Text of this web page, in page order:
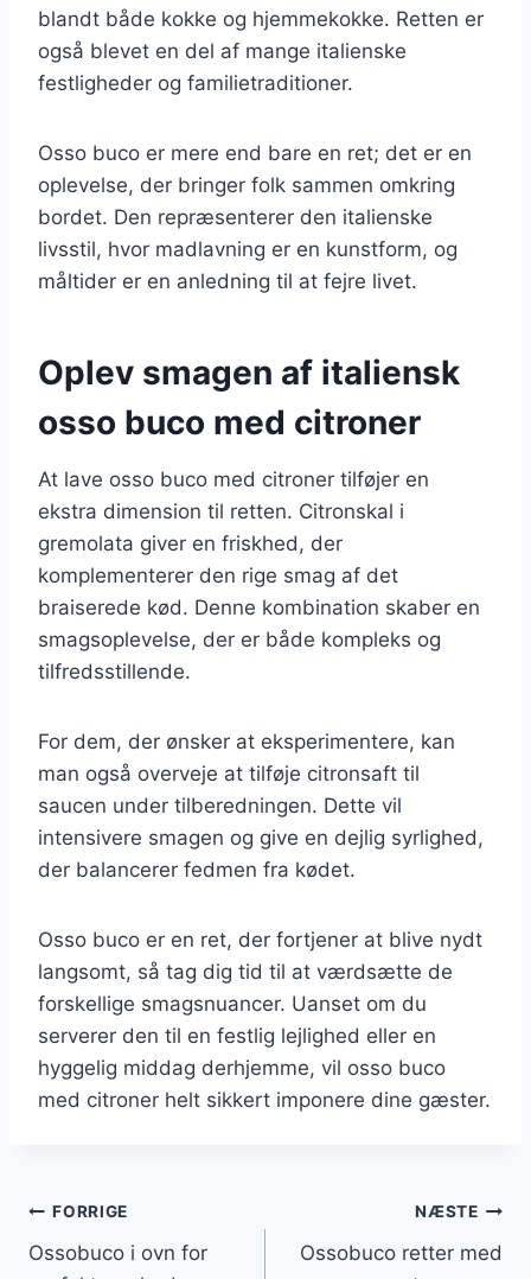
blandt både kokke og hjemmekokke. Retten er
også blevet en del af mange italienske
festligheder og familietraditioner.
Osso buco er mere end bare en ret; det er en
oplevelse, der bringer folk sammen omkring
bordet. Den repræsenterer den italienske
livsstil, hvor madlavning er en kunstform, og
måltider er en anledning til at fejre livet.
Oplev smagen af italiensk
osso buco med citroner
At lave osso buco med citroner tilføjer en
ekstra dimension til retten. Citronskal i
gremolata giver en friskhed, der
komplementerer den rige smag af det
braiserede kød. Denne kombination skaber en
smagsoplevelse, der er både kompleks og
tilfredsstillende.
For dem, der ønsker at eksperimentere, kan
man også overveje at tilføje citronsaft til
saucen under tilberedningen. Dette vil
intensivere smagen og give en dejlig syrlighed,
der balancerer fedmen fra kødet.
Osso buco er en ret, der fortjener at blive nydt
langsomt, så tag dig tid til at værdsætte de
forskellige smagsnuancer. Uanset om du
serverer den til en festlig lejlighed eller en
hyggelig middag derhjemme, vil osso buco
med citroner helt sikkert imponere dine gæster.
Indlægsnavigation
FORRIGE
Ossobuco i ovn for
NÆSTE
Ossobuco retter med